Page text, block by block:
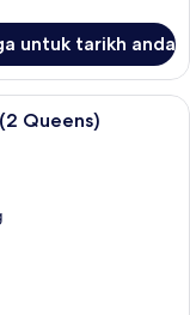
untuk tarikh anda
Berbilang Katil, Bay
Queens)